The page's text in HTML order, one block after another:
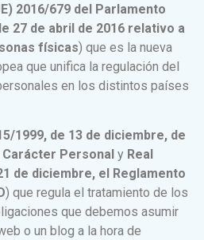
2016/679 del Parlamento
27 de abril de 2016 relativo a
físicas) que es la nueva
que unifica la regulación del
en los distintos países
1999, de 13 de diciembre, de
Personal y Real
de diciembre, el Reglamento
) que regula el tratamiento de los
que debemos asumir
o un blog a la hora de